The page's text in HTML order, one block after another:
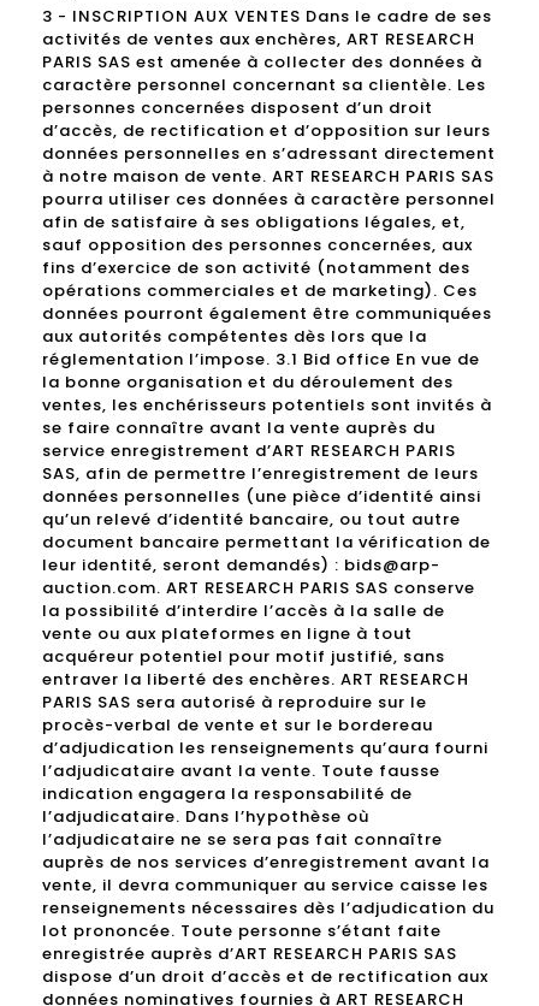
3 - INSCRIPTION AUX VENTES Dans le cadre de ses
activités de ventes aux enchères, ART RESEARCH
PARIS SAS est amenée à collecter des données à
caractère personnel concernant sa clientèle. Les
personnes concernées disposent d’un droit
d’accès, de rectification et d’opposition sur leurs
données personnelles en s’adressant directement
à notre maison de vente. ART RESEARCH PARIS SAS
pourra utiliser ces données à caractère personnel
afin de satisfaire à ses obligations légales, et,
sauf opposition des personnes concernées, aux
fins d’exercice de son activité (notamment des
opérations commerciales et de marketing). Ces
données pourront également être communiquées
aux autorités compétentes dès lors que la
réglementation l’impose. 3.1 Bid office En vue de
la bonne organisation et du déroulement des
ventes, les enchérisseurs potentiels sont invités à
se faire connaître avant la vente auprès du
service enregistrement d’ART RESEARCH PARIS
SAS, afin de permettre l’enregistrement de leurs
données personnelles (une pièce d’identité ainsi
qu’un relevé d’identité bancaire, ou tout autre
document bancaire permettant la vérification de
leur identité, seront demandés) : bids@arp-
auction.com. ART RESEARCH PARIS SAS conserve
la possibilité d’interdire l’accès à la salle de
vente ou aux plateformes en ligne à tout
acquéreur potentiel pour motif justifié, sans
entraver la liberté des enchères. ART RESEARCH
PARIS SAS sera autorisé à reproduire sur le
procès-verbal de vente et sur le bordereau
d’adjudication les renseignements qu’aura fourni
l’adjudicataire avant la vente. Toute fausse
indication engagera la responsabilité de
l’adjudicataire. Dans l’hypothèse où
l’adjudicataire ne se sera pas fait connaître
auprès de nos services d’enregistrement avant la
vente, il devra communiquer au service caisse les
renseignements nécessaires dès l’adjudication du
lot prononcée. Toute personne s’étant faite
enregistrée auprès d’ART RESEARCH PARIS SAS
dispose d’un droit d’accès et de rectification aux
données nominatives fournies à ART RESEARCH